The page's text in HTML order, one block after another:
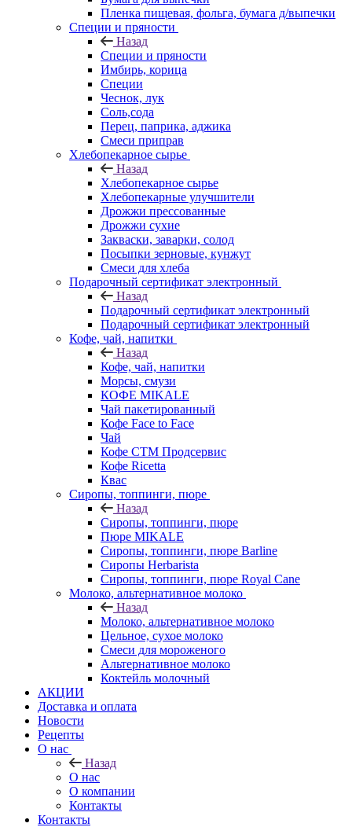
Пленка пищевая, фольга, бумага д/выпечки
Специи и пряности
Назад
Специи и пряности
Имбирь, корица
Специи
Чеснок, лук
Соль,сода
Перец, паприка, аджика
Смеси приправ
Хлебопекарное сырье
Назад
Хлебопекарное сырье
Хлебопекарные улучшители
Дрожжи прессованные
Дрожжи сухие
Закваски, заварки, солод
Посыпки зерновые, кунжут
Смеси для хлеба
Подарочный сертификат электронный
Назад
Подарочный сертификат электронный
Подарочный сертификат электронный
Кофе, чай, напитки
Назад
Кофе, чай, напитки
Морсы, смузи
КОФЕ MIKALE
Чай пакетированный
Кофе Face to Face
Чай
Кофе СТМ Продсервис
Кофе Ricetta
Квас
Сиропы, топпинги, пюре
Назад
Сиропы, топпинги, пюре
Пюре MIKALE
Сиропы, топпинги, пюре Barline
Сиропы Herbarista
Сиропы, топпинги, пюре Royal Cane
Молоко, альтернативное молоко
Назад
Молоко, альтернативное молоко
Цельное, сухое молоко
Смеси для мороженого
Альтернативное молоко
Коктейль молочный
АКЦИИ
Доставка и оплата
Новости
Рецепты
О нас
Назад
О нас
О компании
Контакты
Контакты